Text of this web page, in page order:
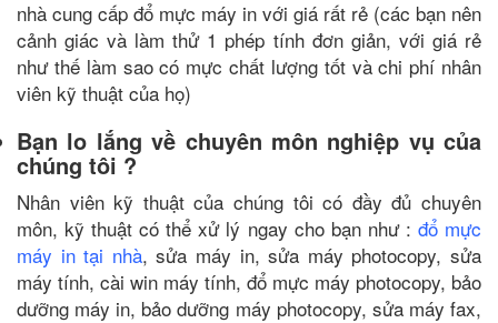
nhà cung cấp đổ mực máy in với giá rất rẻ (các bạn nên
cảnh giác và làm thử 1 phép tính đơn giản, với giá rẻ
như thế làm sao có mực chất lượng tốt và chi phí nhân
viên kỹ thuật của họ)
Bạn lo lắng về chuyên môn nghiệp vụ của
chúng tôi ?
Nhân viên kỹ thuật của chúng tôi có đầy đủ chuyên
môn, kỹ thuật có thể xử lý ngay cho bạn như : đổ mực
máy in tại nhà, sửa máy in, sửa máy photocopy, sửa
máy tính, cài win máy tính, đổ mực máy photocopy, bảo
dưỡng máy in, bảo dưỡng máy photocopy, sửa máy fax,